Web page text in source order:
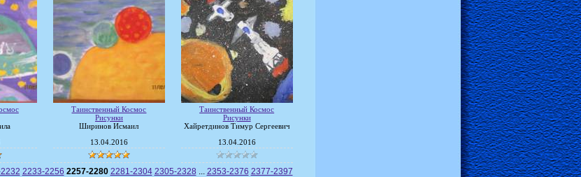
Таинственный Космос
Рисунки
Ширинов Исмаил
13.04.2016
Таинственный Космос
Рисунки
Хайретдинов Тимур Сергеевич
13.04.2016
2233-2256 2257-2280 2281-2304 2305-2328 ... 2353-2376 2377-2397